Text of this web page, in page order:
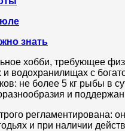
знать
хобби, требующее
и водохранилищах с
не более 5 кг рыбы в
и
регламентирована:
и при наличии